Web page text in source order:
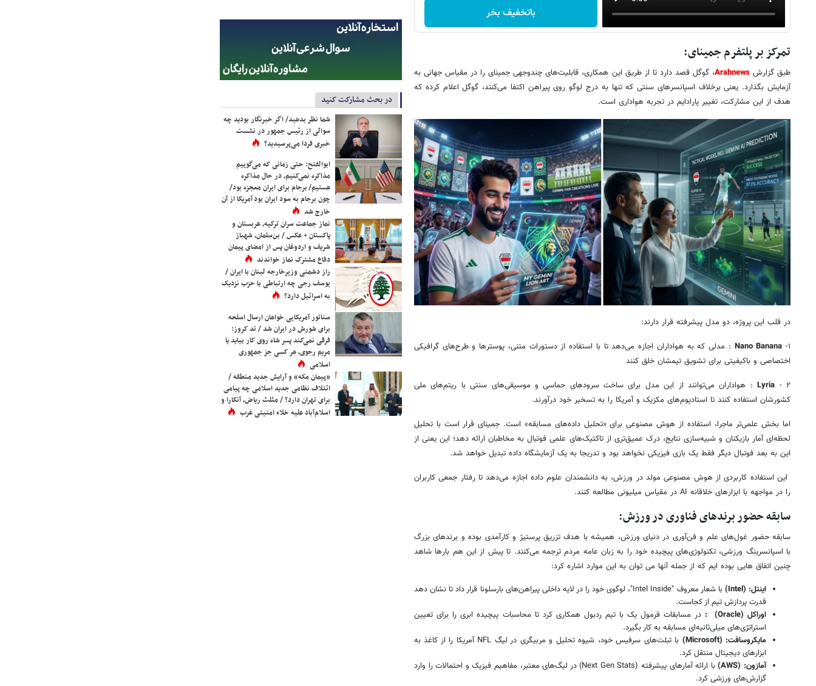
باتخفیف بخر
تمرکز بر پلتفرم جمینای:
طبق گزارشArabnews، گوگل قصد دارد تا از طریق این همکاری، قابلیت‌های چندوجهی جمینای را در مقیاس جهانی به
آزمایش بگذارد. یعنی برخلاف اسپانسرهای سنتی که تنها به درج لوگو روی پیراهن اکتفا می‌کنند، گوگل اعلام کرده که
هدف از این مشارکت، تغییر پارادایم در تجربه هواداری است.
در قلب این پروژه، دو مدل پیشرفته قرار دارند:
۱- Nano Banana : مدلی که به هواداران اجازه می‌دهد تا با استفاده از دستورات متنی، پوسترها و طرح‌های گرافیکی
اختصاصی و باکیفیتی برای تشویق تیمشان خلق کنند
۲ -
Lyria: هواداران می‌توانند از این مدل برای ساخت سرودهای حماسی و موسیقی‌های سنتی با ریتم‌های ملی
کشورشان استفاده کنند تا استادیوم‌های مکزیک و آمریکا را به تسخیر خود درآورند.
اما بخش علمی‌تر ماجرا، استفاده از هوش مصنوعی برای «تحلیل داده‌های مسابقه» است. جمینای قرار است با تحلیل
لحظه‌ای آمار بازیکنان و شبیه‌سازی نتایج، درک عمیق‌تری از تاکتیک‌های علمی فوتبال به مخاطبان ارائه دهد؛ این یعنی از
این به بعد فوتبال دیگر فقط یک بازی فیزیکی نخواهد بود و تدریجا به یک آزمایشگاه داده تبدیل خواهد شد.
این استفاده کاربردی از هوش مصنوعی مولد در ورزش، به دانشمندان علوم داده اجازه می‌دهد تا رفتار جمعی کاربران
را در مواجهه با ابزارهای خلاقانه AI در مقیاس میلیونی مطالعه کنند.
سابقه حضور برندهای فناوری در ورزش:
سابقه حضور غول‌های علم و فن‌آوری در دنیای ورزش، همیشه با هدف تزریق پرستیژ و کارآمدی بوده و برندهای بزرگ
با اسپانسرینگ ورزشی، تکنولوژی‌های پیچیده خود را به زبان عامه مردم ترجمه می‌کنند. تا پیش از این هم بارها شاهد
چنین اتفاق هایی بوده ایم که از جمله آنها می توان به این موارد اشاره کرد:
اینتل: (Intel)
با شعار معروف "Intel Inside"، لوگوی خود را در لایه داخلی پیراهن‌های بارسلونا قرار داد تا نشان دهد
قدرت پردازش تیم از کجاست.
اوراکل(Oracle)
: در مسابقات فرمول یک با تیم ردبول همکاری کرد تا محاسبات پیچیده ابری را برای تعیین
استراتژی‌های میلی‌ثانیه‌ای مسابقه به کار بگیرد.
مایکروسافت: (Microsoft)
با تبلت‌های سرفیس خود، شیوه تحلیل و مربیگری در لیگ NFL آمریکا را از کاغذ به
ابزارهای دیجیتال منتقل کرد.
آمازون: (AWS)
با ارائه آمارهای پیشرفته (Next Gen Stats) در لیگ‌های معتبر، مفاهیم فیزیک و احتمالات را وارد
گزارش‌های ورزشی کرد.
در بحث مشارکت کنید
شما نظر بدهید/ اگر خبرنگار بودید چه
سوالی از رئیس جمهور در نشست
خبری فردا می‌پرسیدید؟
ابوالفتح: حتی زمانی که می‌گوییم
مذاکره نمی‌کنیم، در حال مذاکره
هستیم/ برجام برای ایران معجزه بود/
چون برجام به سود ایران بود آمریکا از آن
خارج شد
نماز جماعت سران ترکیه، عربستان و
پاکستان + عکس / بن‌سلمان، شهباز
شریف و اردوغان پس از امضای پیمان
دفاع مشترک نماز خواندند
راز دشمنی وزیرخارجه لبنان با ایران /
یوسف رجی چه ارتباطی با حزب نزدیک
به اسرائیل دارد؟
سناتور آمریکایی خواهان ارسال اسلحه
برای شورش در ایران شد / تد کروز:
فرقی نمی‌کند پسر شاه روی کار بیاید یا
مریم رجوی، هر کسی جز جمهوری
اسلامی
«پیمان مکه» و آرایش جدید منطقه /
ائتلاف نظامی جدید اسلامی چه پیامی
برای تهران دارد؟ / مثلث ریاض، آنکارا و
اسلام‌آباد علیه خلاء امنیتی غرب